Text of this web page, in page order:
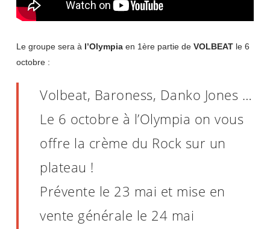
Le groupe sera à l’Olympiaen 1ère partie de VOLBEATle 6
octobre :
Volbeat, Baroness, Danko Jones …
Le 6 octobre à l’Olympia on vous
offre la crème du Rock sur un
plateau !
Prévente le 23 mai et mise en
vente générale le 24 mai